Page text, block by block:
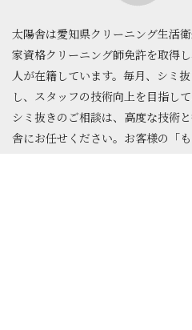
太陽舎は愛知県クリーニング生活
家資格クリーニング師免許を取得
人が在籍しています。毎月、シミ
し、スタッフの技術向上を目指して
シミ抜きのご相談は、高度な技術
舎にお任せください。お客様の「